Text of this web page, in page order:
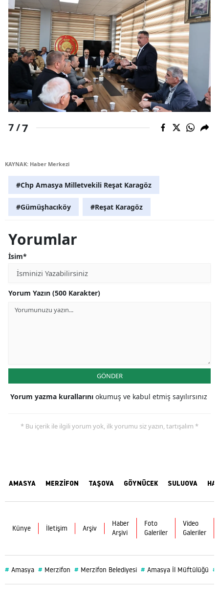
7 /7
KAYNAK: Haber Merkezi
#Chp Amasya Milletvekili Reşat Karagöz
#Gümüşhacıköy #Reşat Karagöz
Yorumlar
İsim*
Yorum Yazın (500 Karakter)
GÖNDER
Yorum yazma kurallarını okumuş ve kabul etmiş sayılırsınız
* Bu içerik ile ilgili yorum yok, ilk yorumu siz yazın, tartışalım *
AMASYA MERZİFON TAŞOVA GÖYNÜCEK SULUOVA
Künye İletişim Arşiv
Haber
Arşivi
Foto
Galeriler
Video
Galeriler
# Amasya # Merzifon # Merzifon Belediyesi # Amasya İl Müftülüğü #